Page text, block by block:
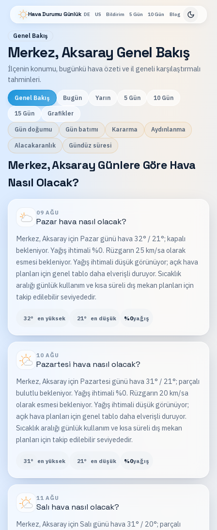
Hava Durumu Günlük DE US Bildirim 5 Gün 10 Gün Blog
Genel Bakış
Merkez, Aksaray Genel Bakış
İlçenin konumu, bugünkü hava özeti ve il geneli karşılaştırmalı
tahminleri.
Genel Bakış Bugün Yarın 5 Gün 10 Gün
15 Gün Grafikler
Gün doğumu Gün batımı Kararma Aydınlanma
Alacakaranlık Gündüz süresi
Merkez, Aksaray Günlere Göre Hava
Nasıl Olacak?
09 AĞU
Pazarhava nasıl olacak?
Merkez, Aksaray için Pazar günü hava 32° / 21°; kapalı
bekleniyor. Yağış ihtimali %0. Rüzgarın 25 km/sa olarak
esmesi bekleniyor. Yağış ihtimali düşük görünüyor; açık hava
planları için genel tablo daha elverişli duruyor. Sıcaklık
aralığı günlük kullanım ve kısa süreli dış mekan planları için
takip edilebilir seviyededir.
32° en yüksek 21° en düşük %0yağış
10 AĞU
Pazartesi hava nasıl olacak?
Merkez, Aksaray için Pazartesi günü hava 31° / 21°; parçalı
bulutlu bekleniyor. Yağış ihtimali %0. Rüzgarın 20 km/sa
olarak esmesi bekleniyor. Yağış ihtimali düşük görünüyor;
açık hava planları için genel tablo daha elverişli duruyor.
Sıcaklık aralığı günlük kullanım ve kısa süreli dış mekan
planları için takip edilebilir seviyededir.
31° en yüksek 21° en düşük %0yağış
11 AĞU
Salı hava nasıl olacak?
Merkez, Aksaray için Salı günü hava 31° / 20°; parçalı